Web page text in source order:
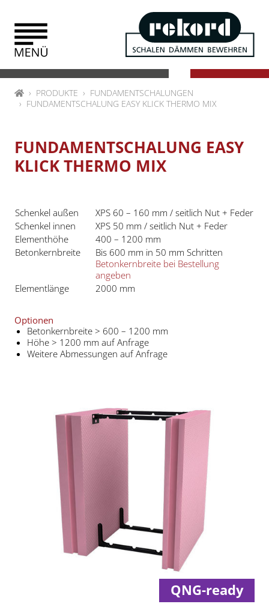
HOMEPRODUKTE
FUNDAMENTSCHALUNGEN
FUNDAMENTSCHALUNG EASY KLICK THERMO MIX
FUNDAMENTSCHALUNG EASY
KLICK THERMO MIX
Schenkel außen
XPS 60 – 160 mm / seitlich Nut + Feder
Schenkel innen
XPS 50 mm / seitlich Nut + Feder
Elementhöhe
400 – 1200 mm
Betonkernbreite
Bis 600 mm in 50 mm Schritten
Betonkernbreite bei Bestellung
angeben
Elementlänge
2000 mm
Optionen
Betonkernbreite > 600 – 1200 mm
Höhe > 1200 mm auf Anfrage
Weitere Abmessungen auf Anfrage
QNG-ready